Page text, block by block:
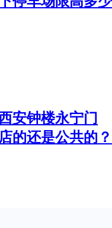
安钟楼永宁门
的还是公共的？